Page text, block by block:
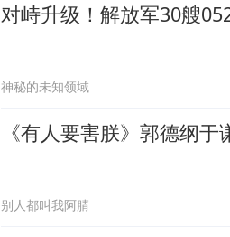
对峙升级！解放军30艘
神秘的未知领域
《有人要害朕》郭德纲
别人都叫我阿腈